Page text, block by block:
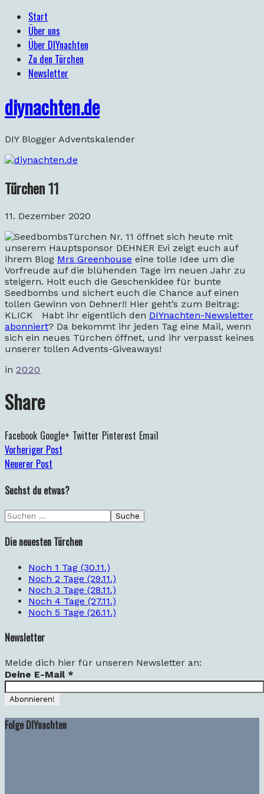
Start
Über uns
Über DIYnachten
Zu den Türchen
Newsletter
diynachten.de
DIY Blogger Adventskalender
Türchen 11
11. Dezember 2020
Türchen Nr. 11 öffnet sich heute mit
unserem Hauptsponsor DEHNER Evi zeigt euch auf
ihrem Blog Mrs Greenhouse eine tolle Idee um die
Vorfreude auf die blühenden Tage im neuen Jahr zu
steigern. Holt euch die Geschenkidee für bunte
Seedbombs und sichert euch die Chance auf einen
tollen Gewinn von Dehner!! Hier geht’s zum Beitrag:
KLICK Habt ihr eigentlich den DIYnachten-Newsletter
abonniert? Da bekommt ihr jeden Tag eine Mail, wenn
sich ein neues Türchen öffnet, und ihr verpasst keines
unserer tollen Advents-Giveaways!
in 2020
Share
Facebook Google+ Twitter Pinterest Email
Vorheriger Post
Neuerer Post
Suchst du etwas?
Die neuesten Türchen
Noch 1 Tag (30.11.)
Noch 2 Tage (29.11.)
Noch 3 Tage (28.11.)
Noch 4 Tage (27.11.)
Noch 5 Tage (26.11.)
Newsletter
Melde dich hier für unseren Newsletter an:
Deine E-Mail *
Folge DIYnachten